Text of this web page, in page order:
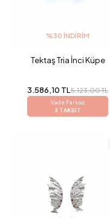
%30 İNDIRIM
Tektaş Tria İnci Küpe
3.586,10 TL5.123,00 TL
Vade Farksız
3 TAKSİT